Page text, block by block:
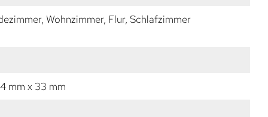
Wohnzimmer, Flur, Schlafzimmer
mm x 33 mm